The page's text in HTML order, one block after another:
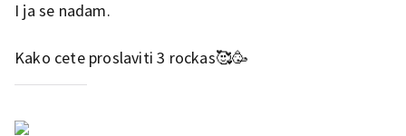
I ja se nadam.
Kako cete proslaviti 3 rockas🥰🥳